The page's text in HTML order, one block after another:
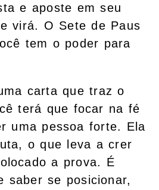
e aposte em seu
virá. O Sete de Paus
tem o poder para
carta que traz o
terá que focar na fé
uma pessoa forte. Ela
o que leva a crer
a prova. É
saber se posicionar,